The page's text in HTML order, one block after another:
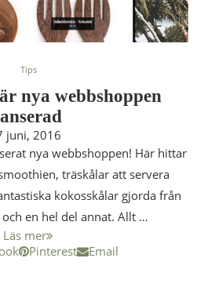
Tips
nya webbshoppen
juni, 2016
nya webbshoppen! Här hittar
träskålar att servera
kokosskålar gjorda från
en hel del annat. Allt …
Läs mer
Pinterest Email